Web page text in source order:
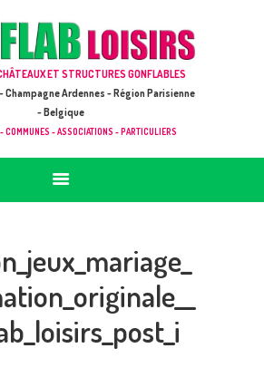
ET STRUCTURES GONFLABLES
Champagne Ardennes - Région Parisienne
- Belgique
COMMUNES - ASSOCIATIONS - PARTICULIERS
LOISIRS
& PRESTATIONS
TARIF
DEVIS (SOUS 24H)